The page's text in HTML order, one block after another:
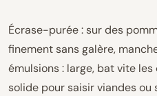
Écrase-purée : sur des
finement sans galère,
émulsions : large, bat vite
solide pour saisir viandes ou